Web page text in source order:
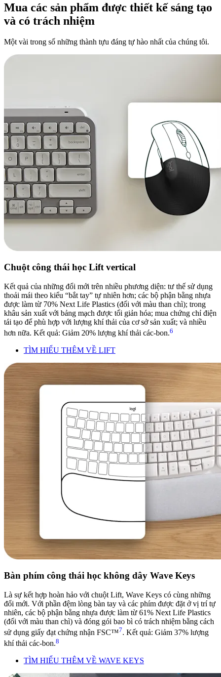
Mua các sản phẩm được thiết kế sáng tạo
và có trách nhiệm
Một vài trong số những thành tựu đáng tự hào nhất của chúng tôi.
Chuột công thái học Lift vertical
Kết quả của những đổi mới trên nhiều phương diện: tư thế sử dụng
thoải mái theo kiểu “bắt tay” tự nhiên hơn; các bộ phận bằng nhựa
được làm từ 70% Next Life Plastics (đối với màu than chì); trong
khâu sản xuất với bảng mạch được tối giản hóa; mua chứng chỉ điện
tái tạo để phù hợp với lượng khí thải của cơ sở sản xuất; và nhiều
hơn nữa. Kết quả: Giảm 20% lượng khí thải các-bon.6
TÌM HIỂU THÊM VỀ LIFT
Bàn phím công thái học không dây Wave Keys
Là sự kết hợp hoàn hảo với chuột Lift, Wave Keys có cùng những
đổi mới. Với phần đệm lòng bàn tay và các phím được đặt ở vị trí tự
nhiên, các bộ phận bằng nhựa được làm từ 61% Next Life Plastics
(đối với màu than chì) và đóng gói bao bì có trách nhiệm bằng cách
sử dụng giấy đạt chứng nhận FSC™7. Kết quả: Giảm 37% lượng
khí thải các-bon.8
TÌM HIỂU THÊM VỀ WAVE KEYS